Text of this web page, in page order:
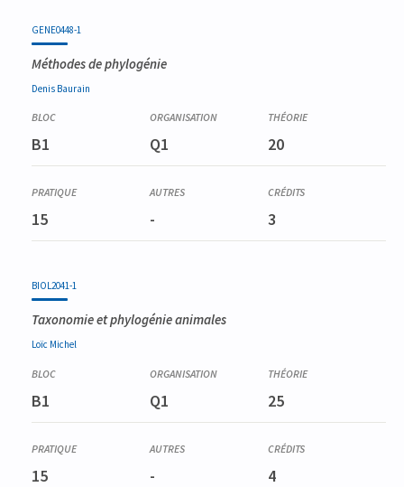
GENE0448-1
Méthodes de phylogénie
Denis Baurain
B1 Q1 20
15 - 3
BIOL2041-1
Taxonomie et phylogénie animales
Loïc Michel
B1 Q1 25
15 - 4